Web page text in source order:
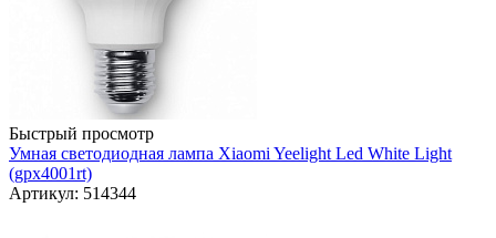
Быстрый просмотр
Умная светодиодная лампа Xiaomi Yeelight Led White Light
(gpx4001rt)
Артикул: 514344